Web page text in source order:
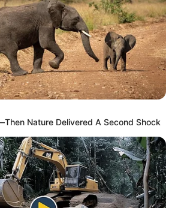
Nature Delivered A Second Shock